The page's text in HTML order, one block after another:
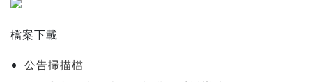
檔案下載
公告掃描檔